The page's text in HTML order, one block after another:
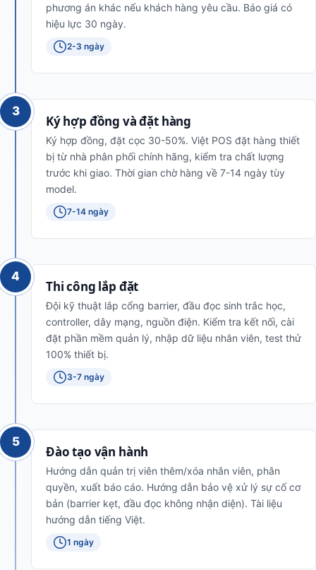
phương án khác nếu khách hàng yêu cầu. Báo giá có
hiệu lực 30 ngày.
2-3 ngày
3
Ký hợp đồng và đặt hàng
Ký hợp đồng, đặt cọc 30-50%. Việt POS đặt hàng thiết
bị từ nhà phân phối chính hãng, kiểm tra chất lượng
trước khi giao. Thời gian chờ hàng về 7-14 ngày tùy
model.
7-14 ngày
4
Thi công lắp đặt
Đội kỹ thuật lắp cổng barrier, đầu đọc sinh trắc học,
controller, dây mạng, nguồn điện. Kiểm tra kết nối, cài
đặt phần mềm quản lý, nhập dữ liệu nhân viên, test thử
100% thiết bị.
3-7 ngày
5
Đào tạo vận hành
Hướng dẫn quản trị viên thêm/xóa nhân viên, phân
quyền, xuất báo cáo. Hướng dẫn bảo vệ xử lý sự cố cơ
bản (barrier kẹt, đầu đọc không nhận diện). Tài liệu
hướng dẫn tiếng Việt.
1 ngày